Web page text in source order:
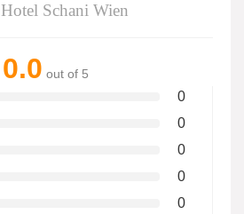
Hotel Schani Wien
0.0 out of 5
0
0
0
0
0